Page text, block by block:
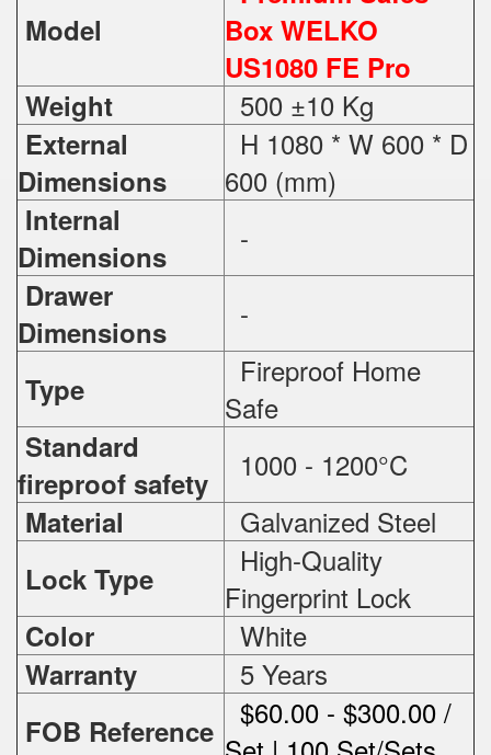
Model
Box WELKO
US1080 FE Pro
Weight
500 ±10 Kg
External
Dimensions
H 1080 * W 600 * D
600 (mm)
Internal
Dimensions
-
Drawer
Dimensions
-
Type
Fireproof Home
Safe
Standard
fireproof safety
1000 - 1200°C
Material Galvanized Steel
Lock Type
High-Quality
Fingerprint Lock
Color White
Warranty 5 Years
FOB Reference
$60.00 - $300.00 /